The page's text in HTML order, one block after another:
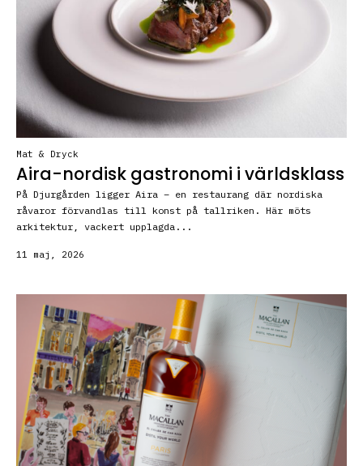
Mat & Dryck
Aira-nordisk gastronomi i världsklass
På Djurgården ligger Aira – en restaurang där nordiska
råvaror förvandlas till konst på tallriken. Här möts
arkitektur, vackert upplagda...
11 maj, 2026